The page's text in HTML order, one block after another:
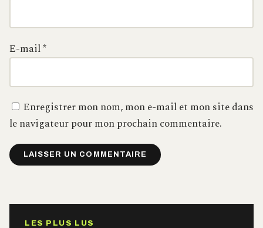
E-mail*
Enregistrer mon nom, mon e-mail et mon site dans
le navigateur pour mon prochain commentaire.
LES PLUS LUS